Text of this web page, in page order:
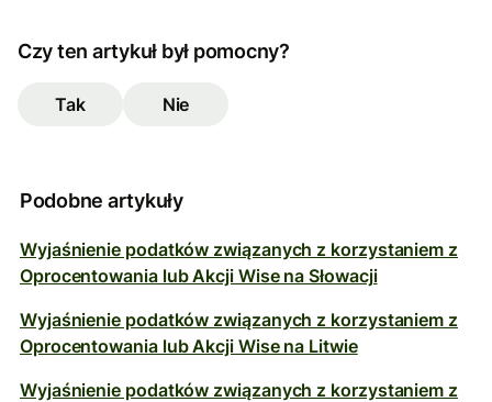
Czy ten artykuł był pomocny?
Tak Nie
Podobne artykuły
Wyjaśnienie podatków związanych z korzystaniem z
Oprocentowania lub Akcji Wise na Słowacji
Wyjaśnienie podatków związanych z korzystaniem z
Oprocentowania lub Akcji Wise na Litwie
Wyjaśnienie podatków związanych z korzystaniem z